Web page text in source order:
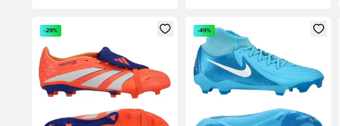
Megnyit egy modált a bejelentkezéshez vagy a tagként való regisztrációhoz
-29%
Megnyit egy modált a bejelentkezéshez
-49%